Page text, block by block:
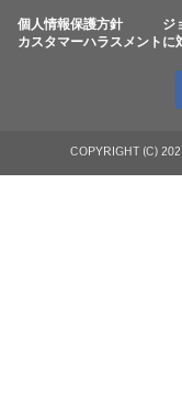
個人情報保護方針
ジ
カスタマーハラスメントに
COPYRIGHT (C)